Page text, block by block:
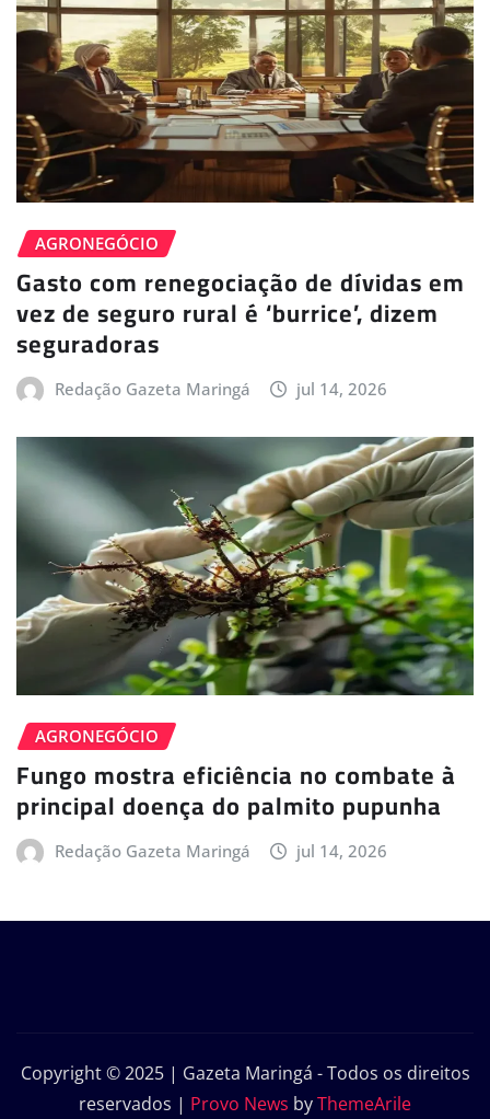
AGRONEGÓCIO
Gasto com renegociação de dívidas em
vez de seguro rural é ‘burrice’, dizem
seguradoras
Redação Gazeta Maringá jul 14, 2026
AGRONEGÓCIO
Fungo mostra eficiência no combate à
principal doença do palmito pupunha
Redação Gazeta Maringá jul 14, 2026
Copyright © 2025 | Gazeta Maringá - Todos os direitos
reservados | Provo News byThemeArile